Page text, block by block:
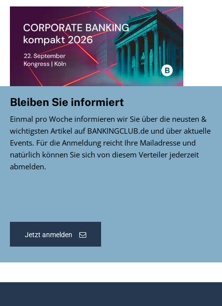
Bleiben Sie informiert
Einmal pro Woche informieren wir Sie über die neusten &
wichtigsten Artikel auf BANKINGCLUB.de und über aktuelle
Events. Für die Anmeldung reicht Ihre Mailadresse und
natürlich können Sie sich von diesem Verteiler jederzeit
abmelden.
Jetzt anmelden